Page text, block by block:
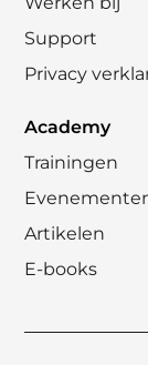
Support
Privacy
Academy
Trainingen
Artikelen
E-books